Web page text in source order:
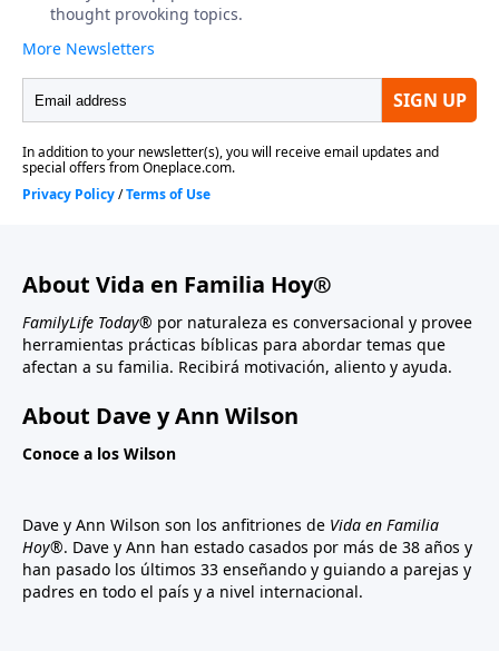
About Vida en Familia Hoy®
FamilyLife Today® por naturaleza es conversacional y provee
herramientas prácticas bíblicas para abordar temas que
afectan a su familia. Recibirá motivación, aliento y ayuda.
About Dave y Ann Wilson
Conoce a los Wilson
Dave y Ann Wilson son los anfitriones de Vida en Familia
Hoy®. Dave y Ann han estado casados por más de 38 años y
han pasado los últimos 33 enseñando y guiando a parejas y
padres en todo el país y a nivel internacional.